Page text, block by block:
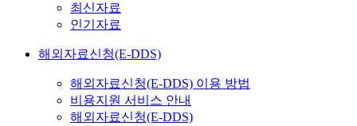
최신자료
인기자료
해외자료신청(E-DDS)
해외자료신청(E-DDS) 이용 방법
비용지원 서비스 안내
해외자료신청(E-DDS)